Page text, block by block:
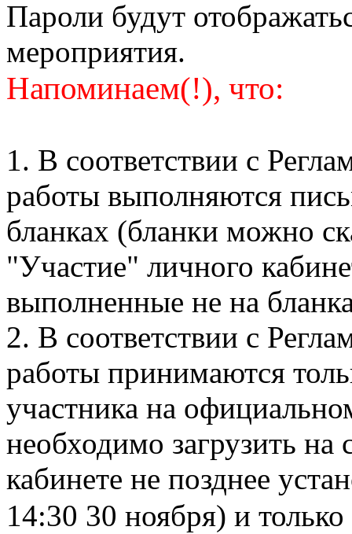
Пароли будут
мероприятия.
Напоминаем(!), что:
1. В соответствии с
работы выполняются
бланках (бланки можно
"Участие" личного
выполненные не на
2. В соответствии с
работы принимаются
участника на
необходимо загрузить на
кабинете не позднее
14:30 30 ноября) и